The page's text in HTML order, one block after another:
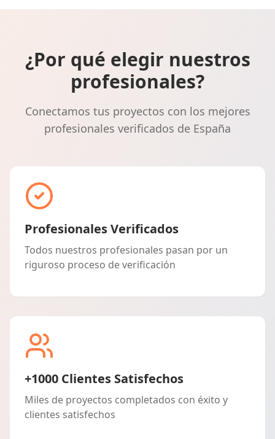
¿Por qué elegir nuestros
profesionales?
Conectamos tus proyectos con los mejores
profesionales verificados de España
Profesionales Verificados
Todos nuestros profesionales pasan por un
riguroso proceso de verificación
+1000 Clientes Satisfechos
Miles de proyectos completados con éxito y
clientes satisfechos